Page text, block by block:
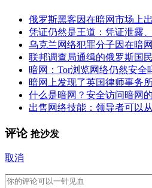
俄罗斯黑客因在暗网市场上
凭证仍然是王道：凭证泄露
乌克兰网络犯罪分子因在暗
联邦调查局通缉的俄罗斯国
暗网：Tor浏览网络仍然安全
暗网上发现了英国律师事务
什么是暗网？安全访问暗网
出售网络技能：领导者可以
评论 抢沙发
取消